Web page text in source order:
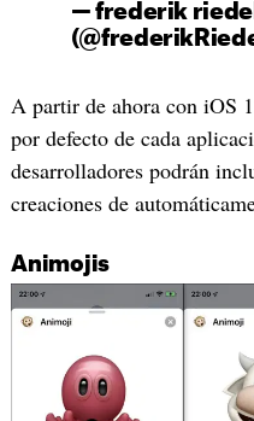
— frederik riedel
A partir de ahora con iOS
por defecto de cada
desarrolladores podrán
creaciones de
Animojis